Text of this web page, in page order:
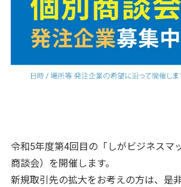
令和5年度第4回目の「しがビジネスマ
商談会）を開催します。
新規取引先の拡大をお考えの方は、是